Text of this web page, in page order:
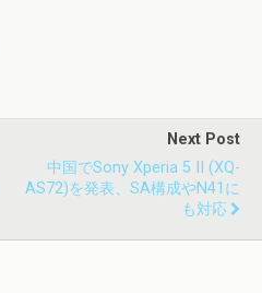
Next Post
中国でSony Xperia 5 II (XQ-
AS72)を発表、SA構成やn41に
も対応